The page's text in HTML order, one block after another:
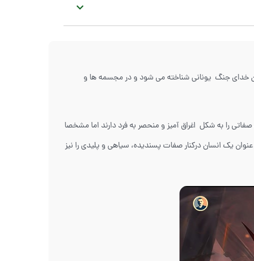
خدای جنگ یونانی شناخته می شود و در مجسمه ها و
را به شکل اغراق آمیز و منحصر به فرد دارند اما مشخصا
یک انسان درکنار صفات پسندیده، سیاهی و پلیدی را نیز